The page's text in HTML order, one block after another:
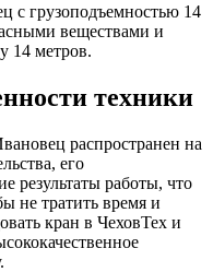
с грузоподъемностью 14
веществами и
14 метров.
техники
распространен на
его
результаты работы, что
не тратить время и
кран в ЧеховТех и